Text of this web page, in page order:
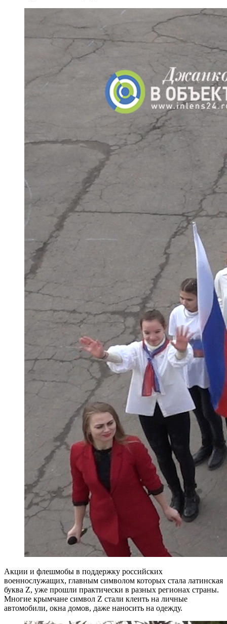
Акции и флешмобы в поддержку российских
военнослужащих, главным символом которых стала латинская
буква Z, уже прошли практически в разных регионах страны.
Многие крымчане символ Z стали клеить на личные
автомобили, окна домов, даже наносить на одежду.